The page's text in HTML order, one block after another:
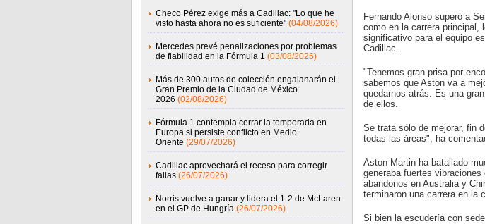
Checo Pérez exige más a Cadillac: "Lo que he
visto hasta ahora no es suficiente" (04/08/2026)
Mercedes prevé penalizaciones por problemas
de fiabilidad en la Fórmula 1 (03/08/2026)
Más de 300 autos de colección engalanarán el
Gran Premio de la Ciudad de México
2026 (02/08/2026)
Fórmula 1 contempla cerrar la temporada en
Europa si persiste conflicto en Medio
Oriente (29/07/2026)
Cadillac aprovechará el receso para corregir
fallas (26/07/2026)
Norris vuelve a ganar y lidera el 1-2 de McLaren
en el GP de Hungría (26/07/2026)
Fernando Alonso superó a
como en la carrera principal,
significativo para el equipo
Cadillac.
"Tenemos gran prisa por
sabemos que Aston va a
quedarnos atrás. Es una
de ellos.
Se trata sólo de mejorar, fin
todas las áreas", ha
Aston Martin ha batallado
generaba fuertes
abandonos en Australia y
terminaron una carrera en la
Si bien la escudería con